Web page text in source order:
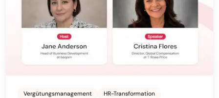
Vergütungsmanagement HR-Transformation